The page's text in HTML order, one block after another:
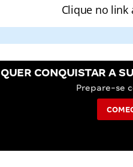
Clique no link
QUER CONQUISTAR A
Prepare-se